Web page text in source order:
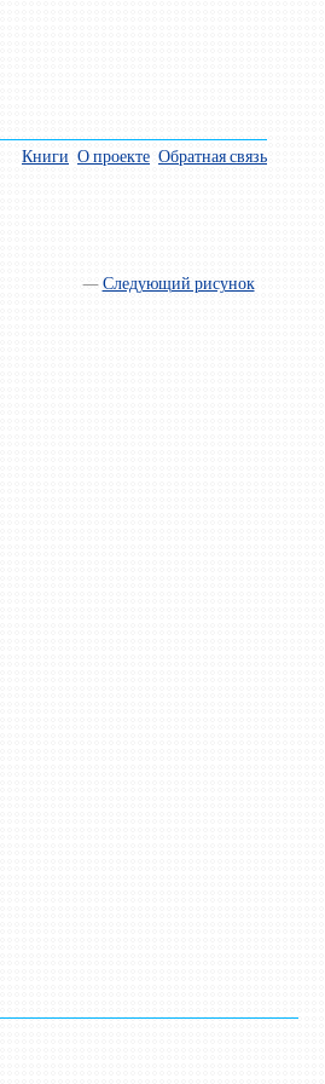
Книги О проекте Обратная связь
—Следующий рисунок